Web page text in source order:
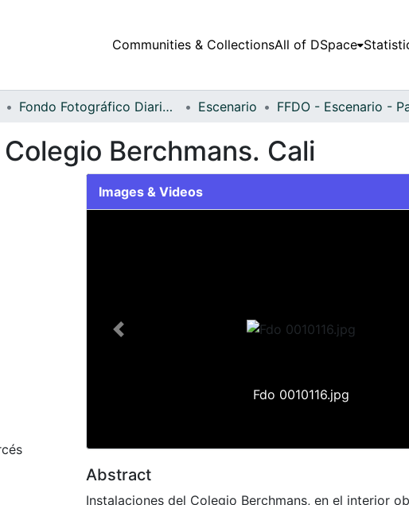
Communities & CollectionsAll of DSpace
Fondo Fotográfico Diario Occidente Escenario
Berchmans. Cali
Images & Videos
Fdo 0010116.jpg
Previous
Abstract
Instalaciones del Colegio Berchmans, en el interior